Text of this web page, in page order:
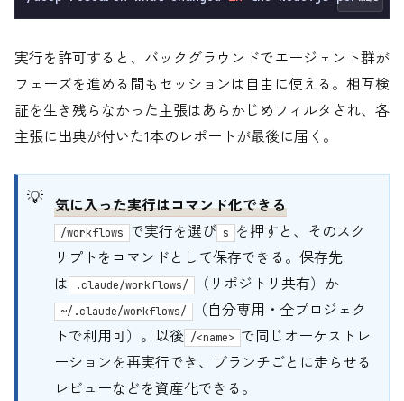
実行を許可すると、バックグラウンドでエージェント群が
フェーズを進める間もセッションは自由に使える。相互検
証を生き残らなかった主張はあらかじめフィルタされ、各
主張に出典が付いた1本のレポートが最後に届く。
気に入った実行はコマンド化できる
/workflows で実行を選び s
を押すと、そのスク
リプトをコマンドとして保存できる。保存先
は
.claude/workflows/ （リポジトリ共有）か
~/.claude/workflows/
（自分専用・全プロジェク
トで利用可）。以後 /<name> で同じオーケストレ
ーションを再実行でき、ブランチごとに走らせる
レビューなどを資産化できる。